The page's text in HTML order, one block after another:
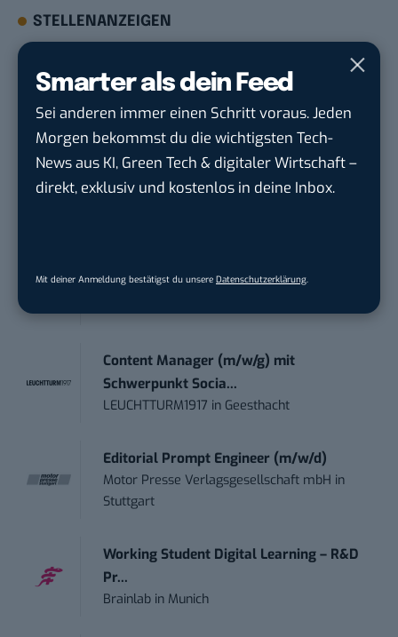
Smarter als dein Feed
Sei anderen immer einen Schritt voraus. Jeden
Morgen bekommst du die wichtigsten Tech-
News aus KI, Green Tech & digitaler Wirtschaft –
direkt, exklusiv und kostenlos in deine Inbox.
Mit deiner Anmeldung bestätigst du unsere Datenschutzerklärung.
STELLENANZEIGEN
Social Media Content Creator (m/w/d)
moveUP Media GmbH inDüsseldorf
Anforderungs- und Projektmanager
touristische...
trendtours Holding GmbH inEschborn
BBBank eGinBerlin, Frankfurt am Main,
Content Manager (m/w/g) mit
Schwerpunkt Socia...
LEUCHTTURM1917 in Geesthacht
Editorial Prompt Engineer (m/w/d)
Motor Presse Verlagsgesellschaft mbH in
Stuttgart
Working Student Digital Learning – R&D
Pr...
Brainlab in Munich